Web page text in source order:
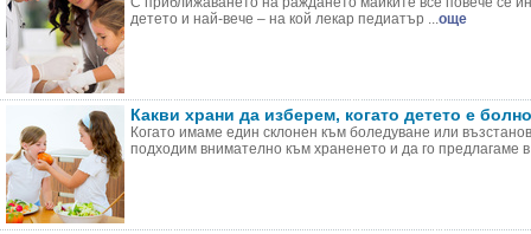
детето и най-вече – на кой лекар педиатър ...още
Какви храни да изберем, когато детето е
Когато имаме един склонен към боледуване или
подходим внимателно към храненето и да го предлагаме